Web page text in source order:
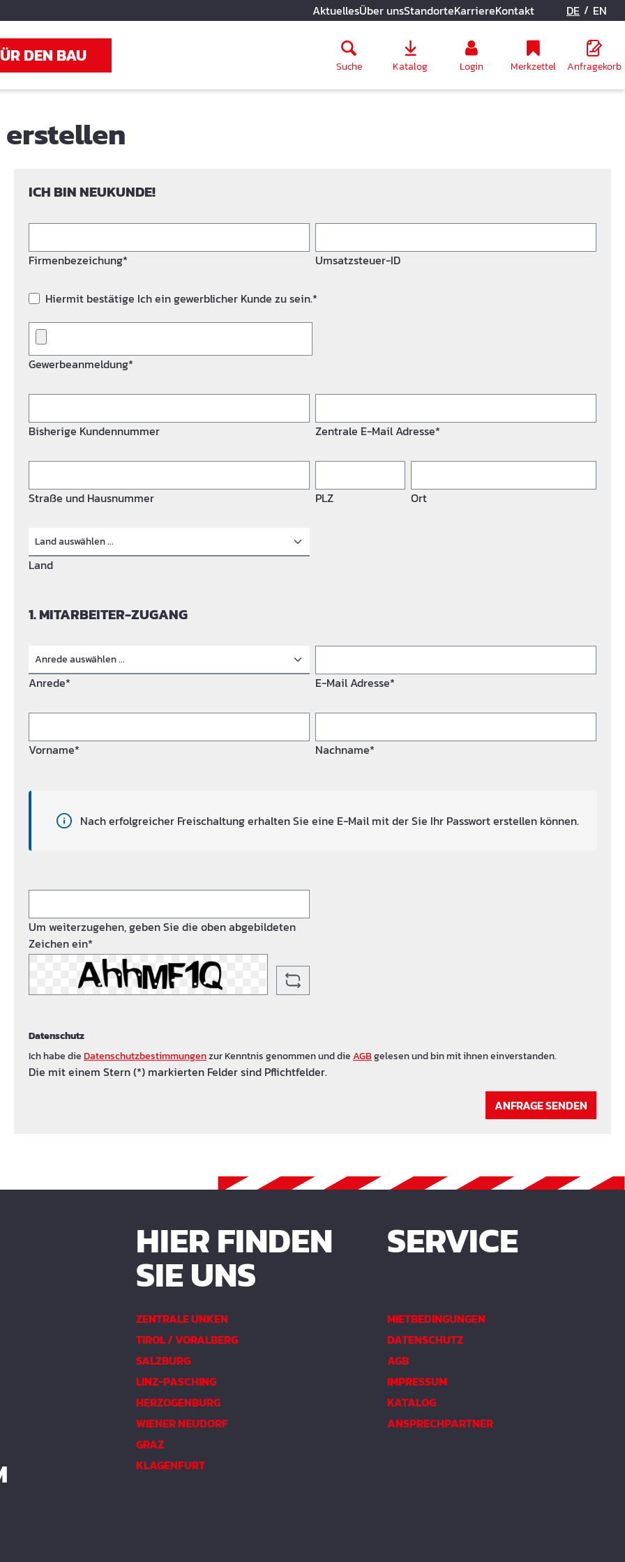
AktuellesÜber unsStandorteKarriereKontakt DE / EN
DEN BAU Suche Katalog Login Merkzettel Anfragekorb
ICH BIN NEUKUNDE!
Firmenbezeichung* Umsatzsteuer-ID
Hiermit bestätige Ich ein gewerblicher Kunde zu sein.*
Gewerbeanmeldung*
Bisherige Kundennummer Zentrale E-Mail Adresse*
Straße und Hausnummer PLZ Ort
Land
1. MITARBEITER-ZUGANG
Anrede* E-Mail Adresse*
Vorname* Nachname*
Nach erfolgreicher Freischaltung erhalten Sie eine E-Mail mit der Sie Ihr Passwort erstellen können.
Um weiterzugehen, geben Sie die oben abgebildeten
Zeichen ein*
Datenschutz
Ich habe dieDatenschutzbestimmungenzur Kenntnis genommen und dieAGBgelesen und bin mit ihnen einverstanden.
Die mit einem Stern (*) markierten Felder sind Pflichtfelder.
ANFRAGE SENDEN
HIER FINDEN
SIE UNS
ZENTRALE UNKEN
TIROL / VORALBERG
SALZBURG
LINZ-PASCHING
HERZOGENBURG
WIENER NEUDORF
GRAZ
KLAGENFURT
SERVICE
MIETBEDINGUNGEN
DATENSCHUTZ
AGB
IMPRESSUM
KATALOG
ANSPRECHPARTNER